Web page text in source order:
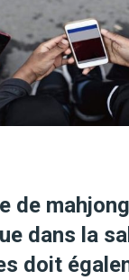
de mahjong
dans la
doit